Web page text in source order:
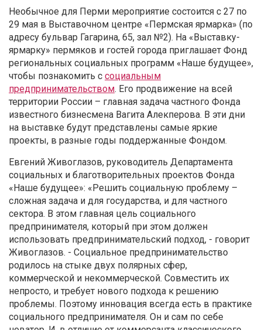
Необычное для Перми мероприятие состоится с 27 по
29 мая в Выставочном центре «Пермская ярмарка» (по
адресу бульвар Гагарина, 65, зал №2). На «Выставку-
ярмарку» пермяков и гостей города приглашает Фонд
региональных социальных программ «Наше будущее»,
чтобы познакомить с социальным
предпринимательством. Его продвижение на всей
территории России – главная задача частного Фонда
известного бизнесмена Вагита Алекперова. В эти дни
на выставке будут представлены самые яркие
проекты, в разные годы поддержанные Фондом.
Евгений Живоглазов, руководитель Департамента
социальных и благотворительных проектов Фонда
«Наше будущее»: «Решить социальную проблему –
сложная задача и для государства, и для частного
сектора. В этом главная цель социального
предпринимателя, который при этом должен
использовать предпринимательский подход, - говорит
Живоглазов. - Социальное предпринимательство
родилось на стыке двух полярных сфер,
коммерческой и некоммерческой. Совместить их
непросто, и требует нового подхода к решению
проблемы. Поэтому инновация всегда есть в практике
социального предпринимателя. Он и сам по себе